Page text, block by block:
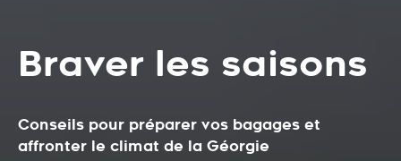
Braver les saisons
Conseils pour préparer vos bagages et
affronter le climat de la Géorgie